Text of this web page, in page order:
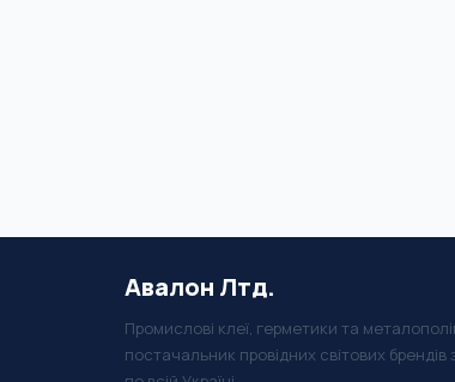
Авалон Лтд.
Промислові клеї, герметики та
постачальник провідних світових